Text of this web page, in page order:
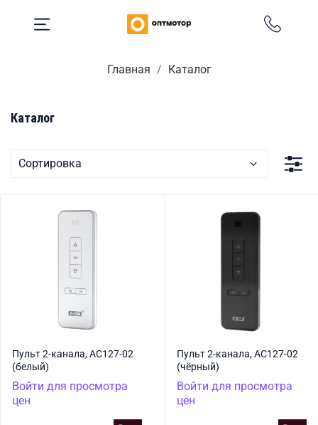
Главная Каталог
Каталог
Пульт 2-канала, AC127-02
(белый)
Войти для просмотра
цен
Пульт 2-канала, AC127-02
(чёрный)
Войти для просмотра
цен